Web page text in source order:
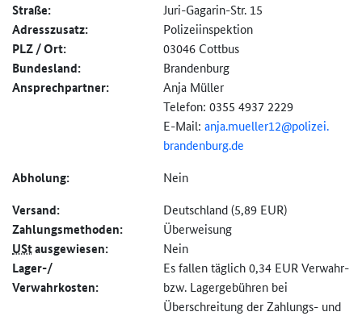
Straße: Juri-Gagarin-Str. 15
Adresszusatz: Polizeiinspektion
PLZ / Ort: 03046 Cottbus
Bundesland: Brandenburg
Ansprechpartner:
Anja Müller
Telefon: 0355 4937 2229
E-Mail: anja.mueller12@polizei.
brandenburg.de
Abholung: Nein
Versand: Deutschland (5,89 EUR)
Zahlungs­methoden: Überweisung
UStausgewiesen: Nein
Lager-/
Verwahrkosten:
Es fallen täglich 0,34 EUR Verwahr-
bzw. Lagergebühren bei
Überschreitung der Zahlungs- und